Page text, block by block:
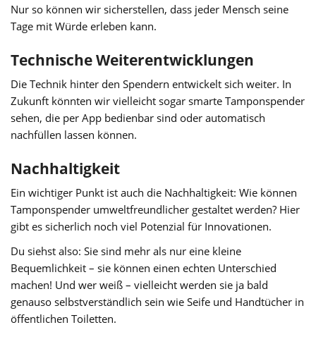
Nur so können wir sicherstellen, dass jeder Mensch seine
Tage mit Würde erleben kann.
Technische Weiterentwicklungen
Die Technik hinter den Spendern entwickelt sich weiter. In
Zukunft könnten wir vielleicht sogar smarte Tamponspender
sehen, die per App bedienbar sind oder automatisch
nachfüllen lassen können.
Nachhaltigkeit
Ein wichtiger Punkt ist auch die Nachhaltigkeit: Wie können
Tamponspender umweltfreundlicher gestaltet werden? Hier
gibt es sicherlich noch viel Potenzial für Innovationen.
Du siehst also: Sie sind mehr als nur eine kleine
Bequemlichkeit – sie können einen echten Unterschied
machen! Und wer weiß – vielleicht werden sie ja bald
genauso selbstverständlich sein wie Seife und Handtücher in
öffentlichen Toiletten.